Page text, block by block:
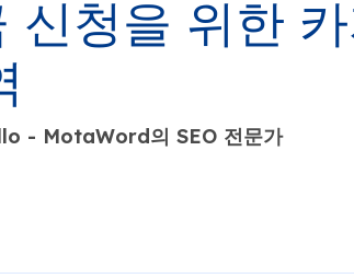
신청을 위한
- MotaWord의 SEO 전문가